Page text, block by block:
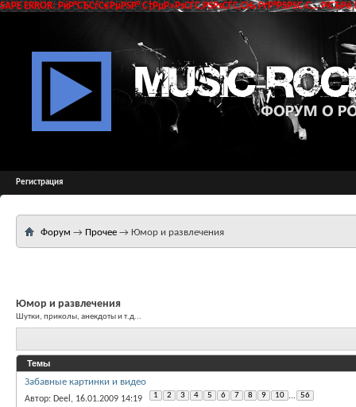
SAPE ERROR: РќР°СЂСѓС€РµРЅР° С†РµР»РѕСЃС‚РЅРѕСЃС‚СЊ РґР°РЅРЅС‹С…
Регистрация
Форум → Прочее → Юмор и развлечения
Юмор и развлечения
Шутки, приколы, анекдоты и т.д...
Темы
Забавные картинки и видео
Автор: Deel, 16.01.2009 14:19 1 2 3 4 5 6 7 8 9 10 ... 56